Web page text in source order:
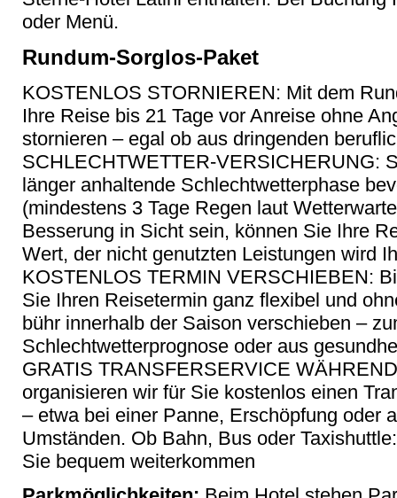
oder Menü.
Rundum-Sorglos-Paket
KOSTENLOS STORNIEREN: Mit dem
Ihre Reise bis 21 Tage vor Anreise ohne
stornieren – egal ob aus dringenden
SCHLECHTWETTER-VERSICHERUNG:
länger anhaltende Schlechtwetterphase
(mindestens 3 Tage Regen laut
Besserung in Sicht sein, können Sie Ihre
Wert, der nicht genutzten Leistungen wird
KOSTENLOS TERMIN VERSCHIEBEN:
Sie Ihren Reisetermin ganz flexibel und
bühr innerhalb der Saison verschieben –
Schlechtwetterprognose oder aus
GRATIS TRANSFERSERVICE
organisieren wir für Sie kostenlos einen
– etwa bei einer Panne, Erschöpfung oder
Umständen. Ob Bahn, Bus oder
Sie bequem weiterkommen